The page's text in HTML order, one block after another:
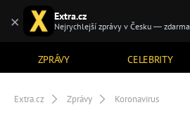
ZPRÁVY CELEBRITY
Extra.cz Zprávy Koronavirus
× Extra.cz
Nejrychlejší zprávy v Česku — zdarma